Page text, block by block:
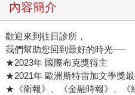
內容簡介
歡迎來到往日診所，
我們幫助您回到最好的時光──
★2023年 國際布克獎得主
★2021年 歐洲斯特雷加文學獎
★《衛報》、《金融時報》、《